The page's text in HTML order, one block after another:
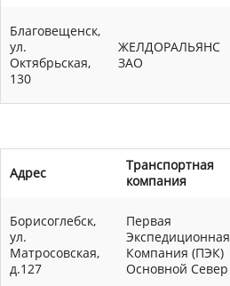
Благовещенск,
ул.
Октябрьская,
130
ЖЕЛДОРАЛЬЯНС
ЗАО
Адрес
Транспортная
компания
Борисоглебск,
ул.
Матросовская,
д.127
Первая
Экспедиционная
Компания (ПЭК)
Основной Север